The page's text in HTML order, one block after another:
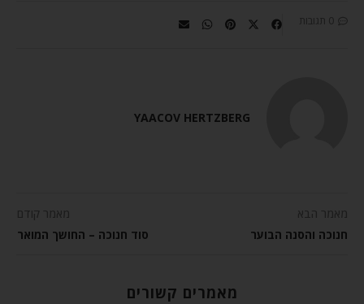
0 תגובות
YAACOV HERTZBERG
מאמר הבא
חנוכה והסנה הבוער
מאמר קודם
סוד חנוכה – החושך המואר
מאמרים קשורים